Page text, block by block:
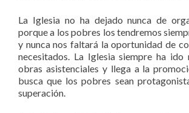
La Iglesia no ha dejado nunca de
porque a los pobres los tendremos
y nunca nos faltará la oportunidad de
necesitados. La Iglesia siempre ha ido
obras asistenciales y llega a la
busca que los pobres sean
superación.